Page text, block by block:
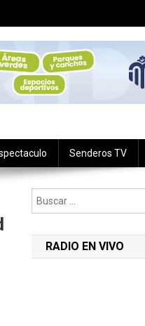
Senderos TV
RADIO EN VIVO